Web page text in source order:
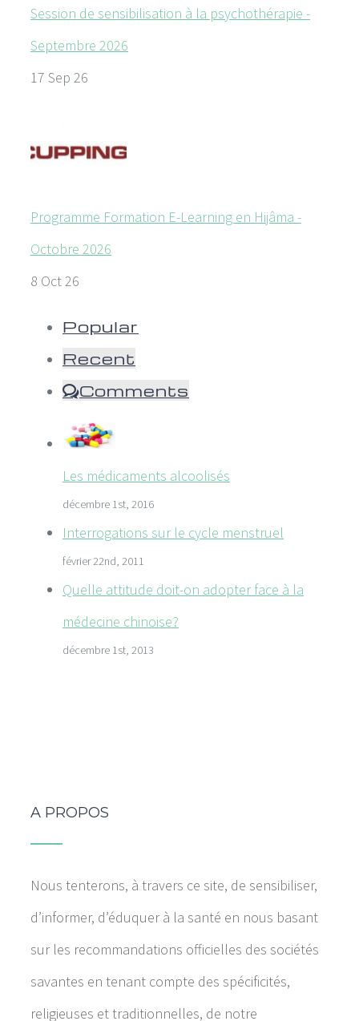
Session de sensibilisation à la psychothérapie -
Septembre 2026
17 Sep 26
Programme Formation E-Learning en Hijâma -
Octobre 2026
8 Oct 26
Popular
Recent
Comments
Les médicaments alcoolisés
décembre 1st, 2016
Interrogations sur le cycle menstruel
février 22nd, 2011
Quelle attitude doit-on adopter face à la
médecine chinoise?
décembre 1st, 2013
A PROPOS
Nous tenterons, à travers ce site, de sensibiliser,
d’informer, d’éduquer à la santé en nous basant
sur les recommandations officielles des sociétés
savantes en tenant compte des spécificités,
religieuses et traditionnelles, de notre